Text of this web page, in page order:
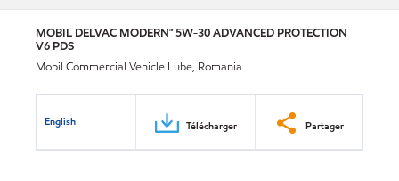
MOBIL DELVAC MODERN™ 5W-30 ADVANCED PROTECTION
V6 PDS
Mobil Commercial Vehicle Lube, Romania
English Télécharger Partager